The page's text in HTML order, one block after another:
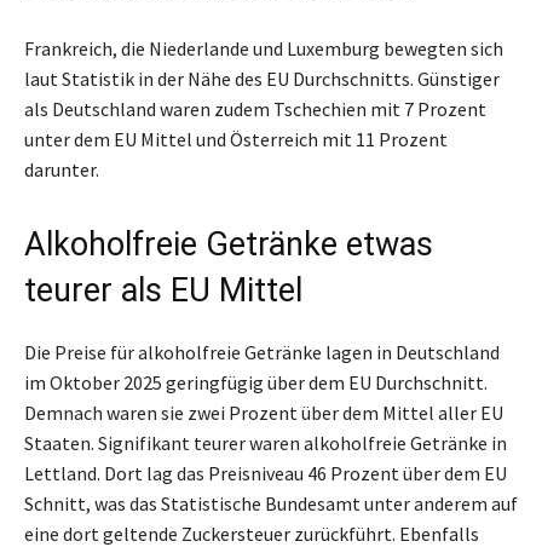
Frankreich, die Niederlande und Luxemburg bewegten sich
laut Statistik in der Nähe des EU Durchschnitts. Günstiger
als Deutschland waren zudem Tschechien mit 7 Prozent
unter dem EU Mittel und Österreich mit 11 Prozent
darunter.
Alkoholfreie Getränke etwas
teurer als EU Mittel
Die Preise für alkoholfreie Getränke lagen in Deutschland
im Oktober 2025 geringfügig über dem EU Durchschnitt.
Demnach waren sie zwei Prozent über dem Mittel aller EU
Staaten. Signifikant teurer waren alkoholfreie Getränke in
Lettland. Dort lag das Preisniveau 46 Prozent über dem EU
Schnitt, was das Statistische Bundesamt unter anderem auf
eine dort geltende Zuckersteuer zurückführt. Ebenfalls